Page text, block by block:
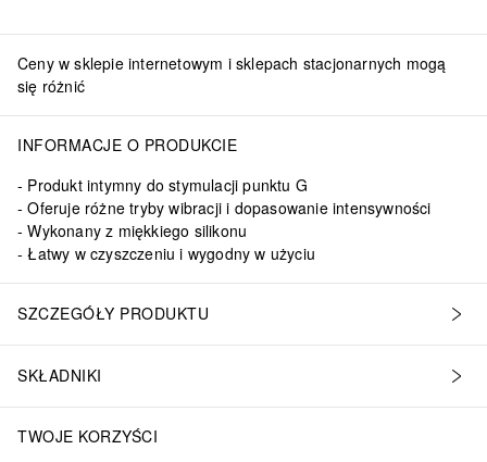
Ceny w sklepie internetowym i sklepach stacjonarnych mogą
się różnić
INFORMACJE O PRODUKCIE
Produkt intymny do stymulacji punktu G
Oferuje różne tryby wibracji i dopasowanie intensywności
Wykonany z miękkiego silikonu
Łatwy w czyszczeniu i wygodny w użyciu
SZCZEGÓŁY PRODUKTU
SKŁADNIKI
TWOJE KORZYŚCI